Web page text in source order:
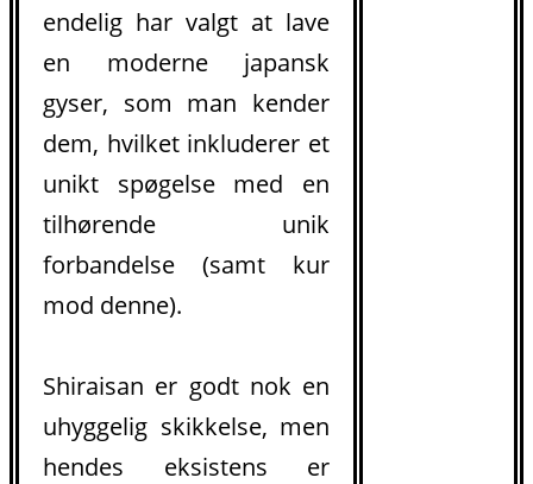
endelig har valgt at lave
en moderne japansk
gyser, som man kender
dem, hvilket inkluderer et
unikt spøgelse med en
tilhørende unik
forbandelse (samt kur
mod denne).
Shiraisan er godt nok en
uhyggelig skikkelse, men
hendes eksistens er